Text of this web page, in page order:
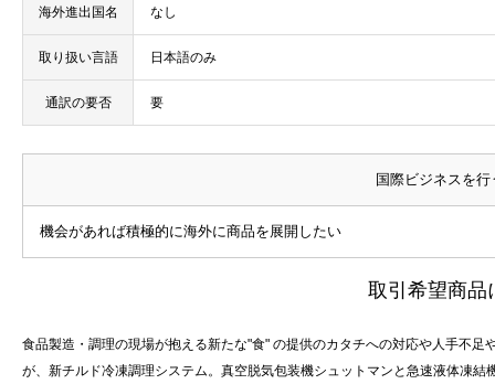
海外進出国名 なし
取り扱い言語 日本語のみ
通訳の要否 要
国際ビジネスを
機会があれば積極的に海外に商品を展開したい
取引希望商品
食品製造・調理の現場が抱える新たな"食" の提供のカタチへの対応や人手不
が、新チルド冷凍調理システム。真空脱気包装機シュットマンと急速液体凍